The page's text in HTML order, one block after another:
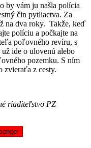
by vám ju našla polícia
čin pytliactva. Za
na dva roky. Takže, keď
políciu a počkajte na
poľovného revíru, s
ide o ulovenú alebo
pozemku. S ním
zvieraťa z cesty.
riaditeľstvo PZ